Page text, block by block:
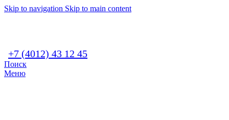
Skip to navigation Skip to main content
+7 (4012) 43 12 45
Поиск
Меню